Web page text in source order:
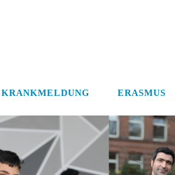
KRANKMELDUNG ERASMUS